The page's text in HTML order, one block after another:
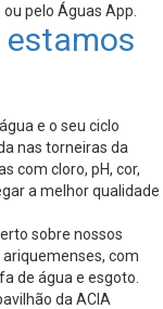
pelo Águas App.
estamos
e o seu ciclo
nas torneiras da
com cloro, pH, cor,
a melhor qualidade
sobre nossos
com
de água e esgoto.
da ACIA